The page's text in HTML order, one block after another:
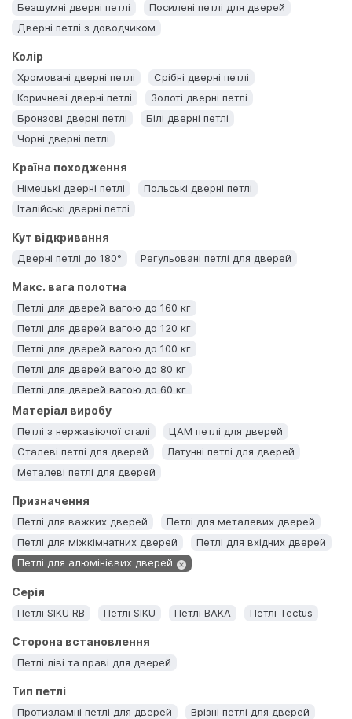
Безшумні дверні петлі
Посилені петлі для дверей
Дверні петлі з доводчиком
Колір
Хромовані дверні петлі
Срібні дверні петлі
Коричневі дверні петлі
Золоті дверні петлі
Бронзові дверні петлі
Білі дверні петлі
Чорні дверні петлі
Країна походження
Німецькі дверні петлі
Польські дверні петлі
Італійські дверні петлі
Кут відкривання
Дверні петлі до 180° Регульовані петлі для дверей
Макс. вага полотна
Петлі для дверей вагою до 160 кг
Петлі для дверей вагою до 120 кг
Петлі для дверей вагою до 100 кг
Петлі для дверей вагою до 80 кг
Петлі для дверей вагою до 60 кг
Петлі для дверей вагою до 40 кг
Петлі для дверей вагою до 20 кг
Матеріал виробу
Петлі з нержавіючої сталі
ЦАМ петлі для дверей
Сталеві петлі для дверей
Латунні петлі для дверей
Металеві петлі для дверей
Призначення
Петлі для важких дверей
Петлі для металевих дверей
Петлі для міжкімнатних дверей
Петлі для вхідних дверей
Петлі для алюмінієвих дверей
Серія
Петлі SIKU RB Петлі SIKU Петлі BAKA Петлі Tectus
Сторона встановлення
Петлі ліві та праві для дверей
Тип петлі
Протизламні петлі для дверей
Врізні петлі для дверей